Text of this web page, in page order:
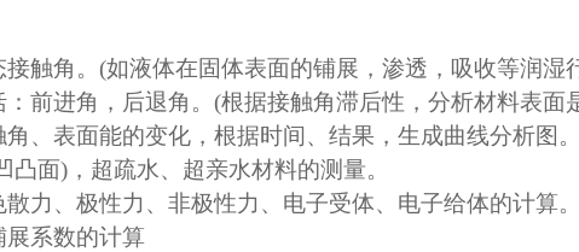
触角。 (如液体在固体表面的铺展，渗透，吸收等润湿
前进角，后退角。 (根据接触角滞后性，分析材料表面
、表面能的变化，根据时间、结果，生成曲线分析图。
凸面) ，超疏水、超亲水材料的测量。
力、极性力、非极性力、电子受体、电子给体的计算。
系数的计算